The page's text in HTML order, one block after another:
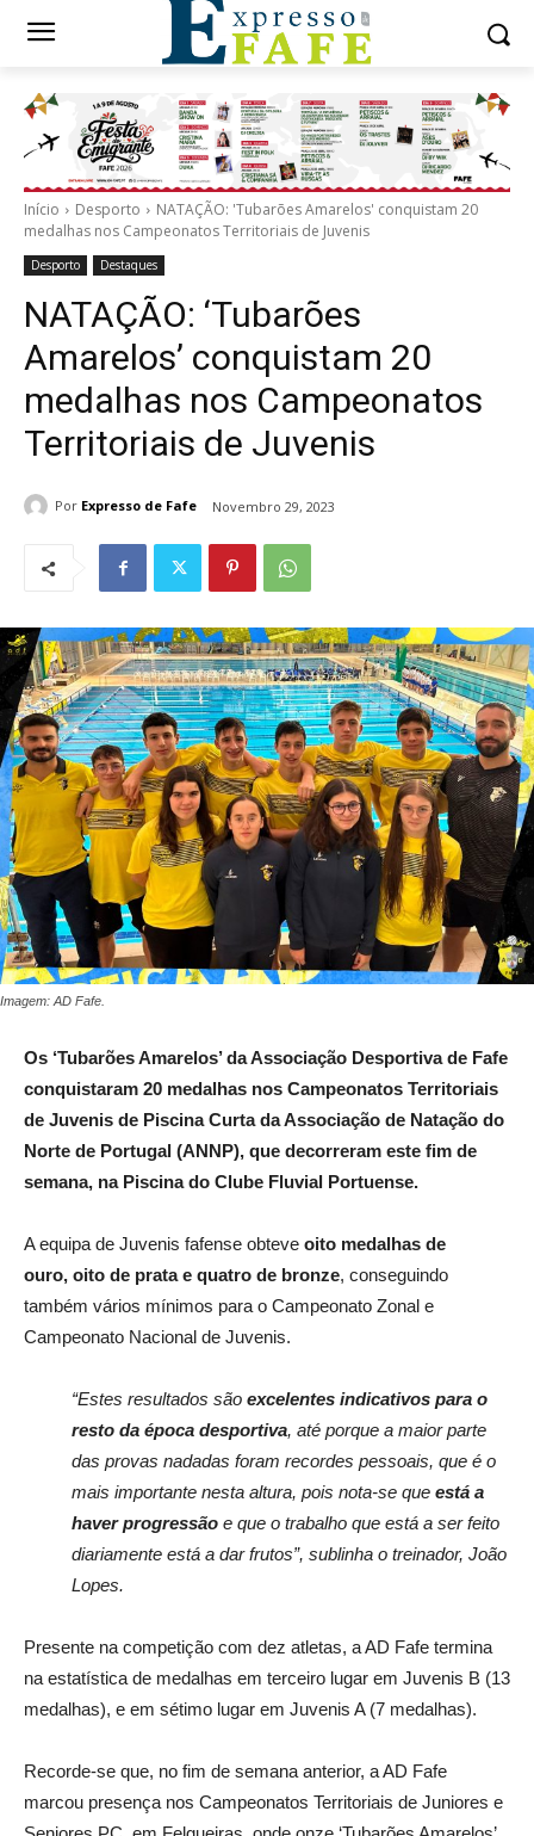
Início Desporto
NATAÇÃO: 'Tubarões Amarelos' conquistam 20
medalhas nos Campeonatos Territoriais de Juvenis
Desporto Destaques
NATAÇÃO: ‘Tubarões
Amarelos’ conquistam 20
medalhas nos Campeonatos
Territoriais de Juvenis
Por Expresso de Fafe Novembro 29, 2023
Imagem: AD Fafe.
Os ‘Tubarões Amarelos’ da Associação Desportiva de Fafe
conquistaram 20 medalhas nos Campeonatos Territoriais
de Juvenis de Piscina Curta da Associação de Natação do
Norte de Portugal (ANNP), que decorreram este fim de
semana, na Piscina do Clube Fluvial Portuense.
A equipa de Juvenis fafense obteve oito medalhas de
ouro, oito de prata e quatro de bronze, conseguindo
também vários mínimos para o Campeonato Zonal e
Campeonato Nacional de Juvenis.
“Estes resultados são excelentes indicativos para o
resto da época desportiva, até porque a maior parte
das provas nadadas foram recordes pessoais, que é o
mais importante nesta altura, pois nota-se que está a
haver progressão e que o trabalho que está a ser feito
diariamente está a dar frutos”, sublinha o treinador, João
Lopes.
Presente na competição com dez atletas, a AD Fafe termina
na estatística de medalhas em terceiro lugar em Juvenis B (13
medalhas), e em sétimo lugar em Juvenis A (7 medalhas).
Recorde-se que, no fim de semana anterior, a AD Fafe
marcou presença nos Campeonatos Territoriais de Juniores e